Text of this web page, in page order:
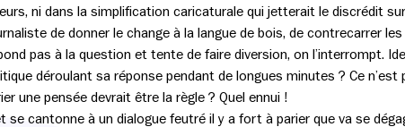
ni dans la simplification caricaturale qui jetterait le discrédit
de donner le change à la langue de bois, de contrecarrer
pas à la question et tente de faire diversion, on l’interrompt.
déroulant sa réponse pendant de longues minutes ? Ce n’est
une pensée devrait être la règle ? Quel ennui !
se cantonne à un dialogue feutré il y a fort à parier que va se